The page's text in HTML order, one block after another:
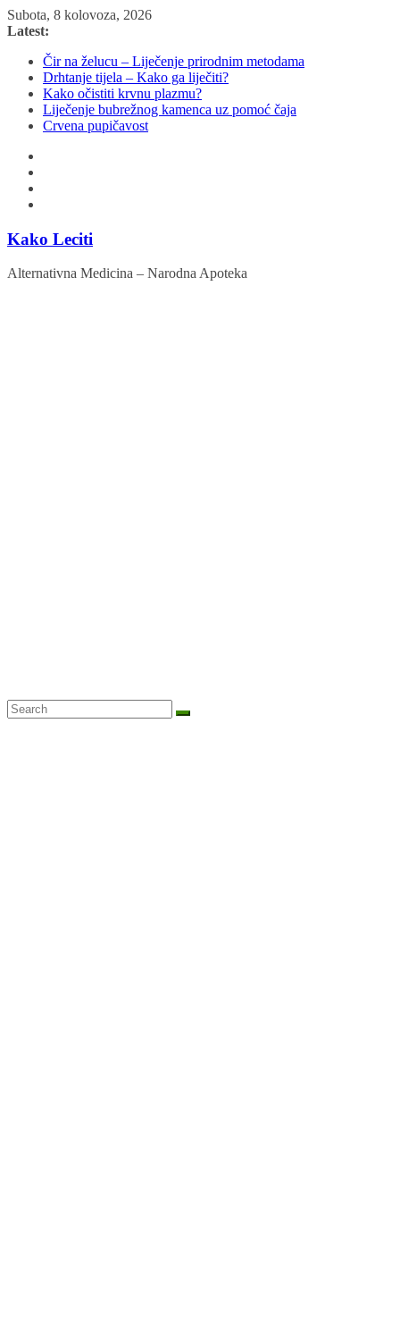
Skip
to
Subota, 8 kolovoza, 2026
Latest:
Čir na želucu – Liječenje prirodnim metodama
Drhtanje tijela – Kako ga liječiti?
Kako očistiti krvnu plazmu?
Liječenje bubrežnog kamenca uz pomoć čaja
Crvena pupičavost
Kako Leciti
Alternativna Medicina – Narodna Apoteka